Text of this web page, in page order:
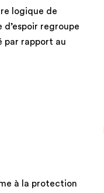
logique de
regroupe
par rapport au
à la protection